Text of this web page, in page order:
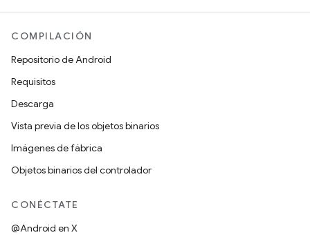
COMPILACIÓN
Repositorio de Android
Requisitos
Descarga
Vista previa de los objetos binarios
Imágenes de fábrica
Objetos binarios del controlador
CONÉCTATE
@Android en X